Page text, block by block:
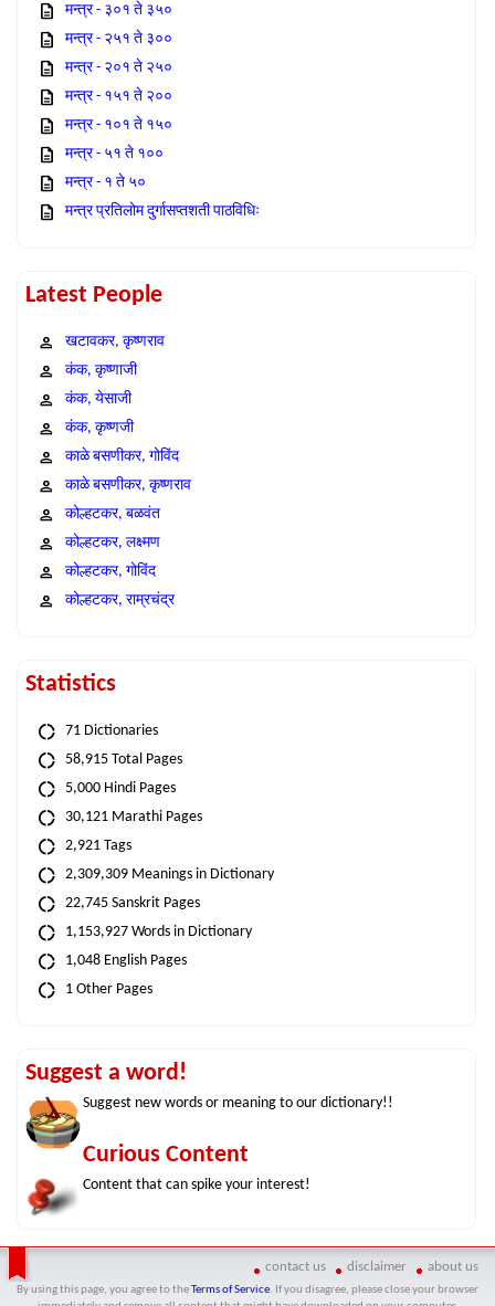
मन्त्र - ३०१ ते ३५०
मन्त्र - २५१ ते ३००
मन्त्र - २०१ ते २५०
मन्त्र - १५१ ते २००
मन्त्र - १०१ ते १५०
मन्त्र - ५१ ते १००
मन्त्र - १ ते ५०
मन्त्र प्रतिलोम दुर्गासप्तशती पाठविधिः
Latest People
खटावकर, कृष्णराव
कंक, कृष्णाजी
कंक, येसाजी
कंक, कृष्णजी
काळे बसणीकर, गोविंद
काळे बसणीकर, कृष्णराव
कोल्हटकर, बळवंत
कोल्हटकर, लक्ष्मण
कोल्हटकर, गोविंद
कोल्हटकर, राम्रचंद्र
Statistics
71 Dictionaries
58,915 Total Pages
5,000 Hindi Pages
30,121 Marathi Pages
2,921 Tags
2,309,309 Meanings in Dictionary
22,745 Sanskrit Pages
1,153,927 Words in Dictionary
1,048 English Pages
1 Other Pages
Suggest a word!
Suggest new words or meaning to our dictionary!!
Curious Content
Content that can spike your interest!
contact us disclaimer about us
By using this page, you agree to theTerms of Service. If you disagree, please close your browser